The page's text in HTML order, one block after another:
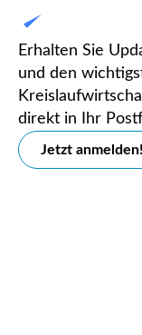
Erhalten Sie
und den
direkt in Ihr
Jetzt anmelden!